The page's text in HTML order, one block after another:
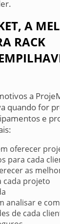
A
RACK
a
quando for
e
oferecer
para cada
as
cada projeto
analisar e
de cada